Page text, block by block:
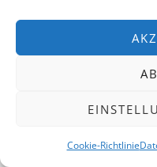
Cookie-Richtlinie